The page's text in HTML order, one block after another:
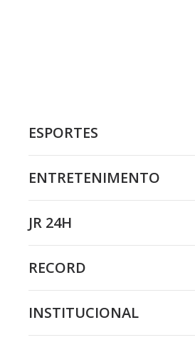
ESPORTES
ENTRETENIMENTO
JR 24H
RECORD
INSTITUCIONAL